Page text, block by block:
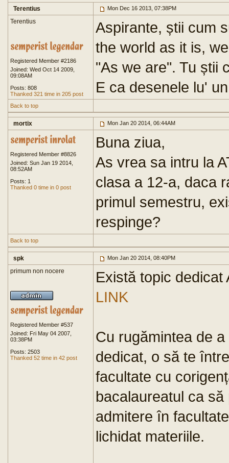
Terentius Mon Dec 16 2013, 07:38PM
Terentius
Registered Member #2186
Joined: Wed Oct 14 2009,
09:08AM
Posts: 808
Thanked 321 time in 205 post
Aspirante, știi cum
the world as it is,
"As we are". Tu știi
E ca desenele lu'
Back to top
mortix Mon Jan 20 2014, 06:44AM
Registered Member #8826
Joined: Sun Jan 19 2014,
08:52AM
Posts: 1
Thanked 0 time in 0 post
Buna ziua,
As vrea sa intru la
clasa a 12-a, daca
primul semestru,
respinge?
Back to top
spk Mon Jan 20 2014, 08:40PM
primum non nocere
Registered Member #537
Joined: Fri May 04 2007,
03:38PM
Posts: 2503
Thanked 52 time in 42 post
Există topic dedicat
LINK
Cu rugămintea de
dedicat, o să te
facultate cu
bacalaureatul ca
admitere în
lichidat materiile.